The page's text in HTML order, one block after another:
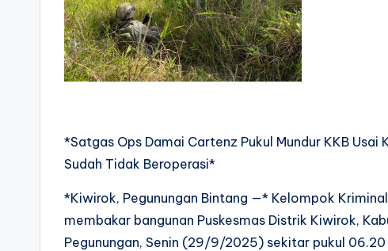
*Satgas Ops Damai Cartenz Pukul Mundur KKB Usai
Sudah Tidak Beroperasi*
*Kiwirok, Pegunungan Bintang —* Kelompok
membakar bangunan Puskesmas Distrik Kiwirok,
Pegunungan, Senin (29/9/2025) sekitar pukul